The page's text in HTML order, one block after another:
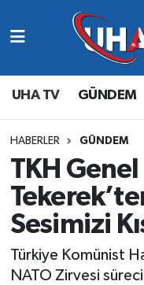
UHA TV GÜNDEM
HABERLER GÜNDEM
TKH Genel
Sesimizi
Türkiye Komünist
NATO Zirvesi
Abone Ol
Gündem
Ekonomi
Magazin
Siyaset
Spor
Nöbetçi
Hava Durumu
Namaz Vakitleri
Trafik Durumu
Süper Lig Puan
Tüm Manşetler